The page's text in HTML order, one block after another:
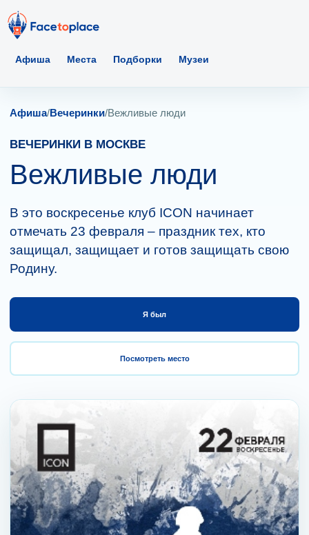
Афиша Места Подборки Музеи
Афиша/Вечеринки/Вежливые люди
ВЕЧЕРИНКИ В МОСКВЕ
Вежливые люди
В это воскресенье клуб ICON начинает
отмечать 23 февраля – праздник тех, кто
защищал, защищает и готов защищать свою
Родину.
Я был
Посмотреть место